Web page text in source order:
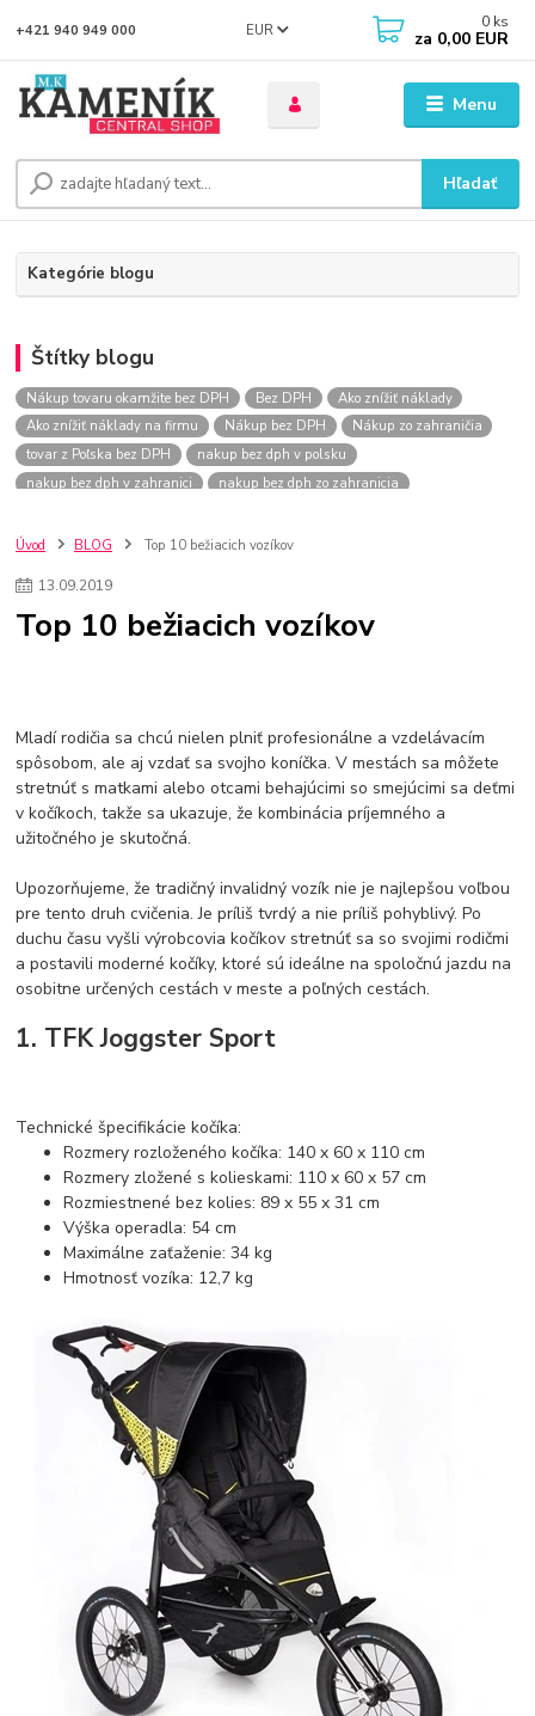
Menu
EUR
Hľadať
+421 940 949 000 0 ks
za 0,00 EUR
Kategórie blogu
Štítky blogu
Nákup tovaru okamžite bez DPH Bez DPH
Ako znížiť náklady
Ako znížiť náklady na firmu
Nákup bez DPH
Nákup zo zahraničia
tovar z Poľska bez DPH
nakup bez dph v polsku
nakup bez dph v zahranici
nakup bez dph zo zahranicia
szco nakup bez dph
Smart hodinky pre deti
Plyšový macovia
Lego Star Wars
Darčeky na Vianoce 2019
L.O.L. Surprise bábiky
L.O.L. Surprise autíčka
L.O.L. Surprise zvieratká
L.O.L. Surprise hračky
L.O.L. Surprise domčeky
L.O.L. Surprise postavičky
L.O.L. Surprise zberateľské figúrky
L.O.L. OMG Bábiky
Úvod BLOG Top 10 bežiacich vozíkov
13.09.2019
Top 10 bežiacich vozíkov
Mladí rodičia sa chcú nielen plniť profesionálne a vzdelávacím
spôsobom, ale aj vzdať sa svojho koníčka. V mestách sa môžete
stretnúť s matkami alebo otcami behajúcimi so smejúcimi sa deťmi
v kočíkoch, takže sa ukazuje, že kombinácia príjemného a
užitočného je skutočná.
Upozorňujeme, že tradičný invalidný vozík nie je najlepšou voľbou
pre tento druh cvičenia. Je príliš tvrdý a nie príliš pohyblivý. Po
duchu času vyšli výrobcovia kočíkov stretnúť sa so svojimi rodičmi
a postavili moderné kočíky, ktoré sú ideálne na spoločnú jazdu na
osobitne určených cestách v meste a poľných cestách.
1. TFK Joggster Sport
Technické špecifikácie kočíka:
Rozmery rozloženého kočíka: 140 x 60 x 110 cm
Rozmery zložené s kolieskami: 110 x 60 x 57 cm
Rozmiestnené bez kolies: 89 x 55 x 31 cm
Výška operadla: 54 cm
Maximálne zaťaženie: 34 kg
Hmotnosť vozíka: 12,7 kg